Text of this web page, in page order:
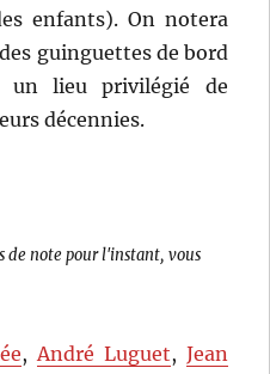
enfants). On notera
guinguettes de bord
un lieu privilégié de
décennies.
de note pour l'instant, vous
,André Luguet, Jean